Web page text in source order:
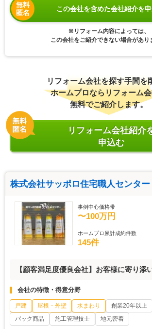
無料
匿名
この会社を含めた会社紹介を
※リフォーム内容によっては、
この会社をご紹介できない場合があり
リフォーム会社を探す手間を
ホームプロならリフォーム
無料でご紹介します。
リフォーム会社紹介
申込む
株式会社サッポロ住宅職人センター
事例中心価格帯
〜100万円
ホームプロ累計成約件数
145件
【顧客満足度優良会社】お客様に寄り添
会社の特徴・得意分野
戸建 屋根・外壁 水まわり 創業20年以上
パック商品
施工管理技士 地元密着